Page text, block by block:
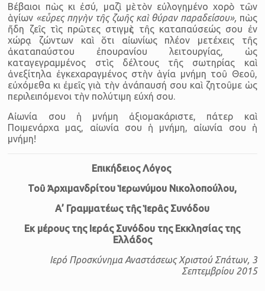
Βέβαιοι πὼς κι ἐσύ, μαζὶ μὲ τὸν εὐλογημένο χορὸ τῶν
ἁγίων «εὗρες πηγὴν τῆς ζωῆς καὶ θύραν παραδείσου», πὼς
ἤδη ζεῖς τὶς πρῶτες στιγμὲς τῆς καταπαύσεώς σου ἐν
χώρᾳ ζώντων καὶ ὅτι αἰωνίως πλέον μετέχεις τῆς
ἀκαταπαύστου ἐπουρανίου λειτουργίας, ὡς
καταγεγραμμένος στὶς δέλτους τῆς σωτηρίας καὶ
ἀνεξίτηλα ἐγκεχαραγμένος στὴν ἁγία μνήμη τοῦ Θεοῦ,
εὐχόμεθα κι ἐμεῖς γιὰ τὴν ἀνάπαυσή σου καὶ ζητοῦμε ὡς
περιλειπόμενοι τὴν πολύτιμη εύχή σου.
Αἰωνία σου ἡ μνήμη ἀξιομακάριστε, πάτερ καὶ
Ποιμενάρχα μας, αἰωνία σου ἡ μνήμη, αἰωνία σου ἡ
μνήμη!
Επικήδειος Λόγος
Τοῦ Ἀρχιμανδρίτου Ἱερωνύμου Νικολοπούλου,
Α’ Γραμματέως τῆς Ἱερᾶς Συνόδου
Εκ μέρους της Ιεράς Συνόδου της Εκκλησίας της
Ελλάδος
Ιερό Προσκύνημα Αναστάσεως Χριστού Σπάτων, 3
Σεπτεμβρίου 2015